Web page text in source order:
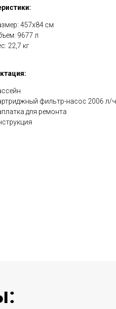
457х84 см
9677 л
22,7 кг
фильтр-насос 2006 л/ч
для ремонта